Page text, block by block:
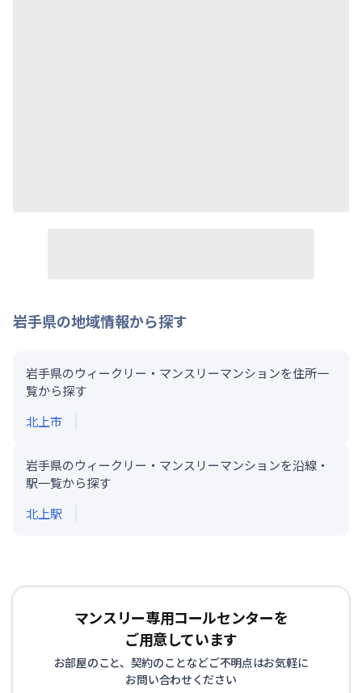
岩手県の地域情報から探す
岩手県のウィークリー・マンスリーマンションを住所一
覧から探す
北上市
岩手県のウィークリー・マンスリーマンションを沿線・
駅一覧から探す
北上駅
マンスリー専用コールセンターを
ご用意しています
お部屋のこと、契約のことなどご不明点はお気軽に
お問い合わせください